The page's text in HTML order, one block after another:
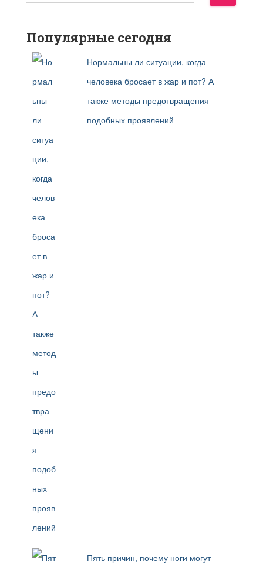
а
т
Популярные сегодня
Нормальны ли ситуации, когда
человека бросает в жар и пот? А
также методы предотвращения
подобных проявлений
Пять причин, почему ноги могут